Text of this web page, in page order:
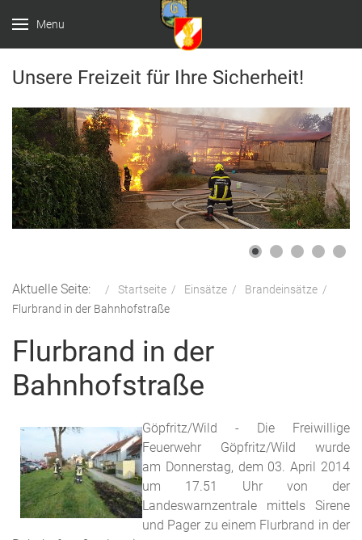
Menu
Unsere Freizeit für Ihre Sicherheit!
Aktuelle Seite: Startseite Einsätze
Brandeinsätze
Flurbrand in der Bahnhofstraße
Flurbrand in der
Bahnhofstraße
Göpfritz/Wild - Die Freiwillige
Feuerwehr Göpfritz/Wild wurde
am Donnerstag, dem 03. April 2014
um 17.51 Uhr von der
Landeswarnzentrale mittels Sirene
und Pager zu einem Flurbrand in der